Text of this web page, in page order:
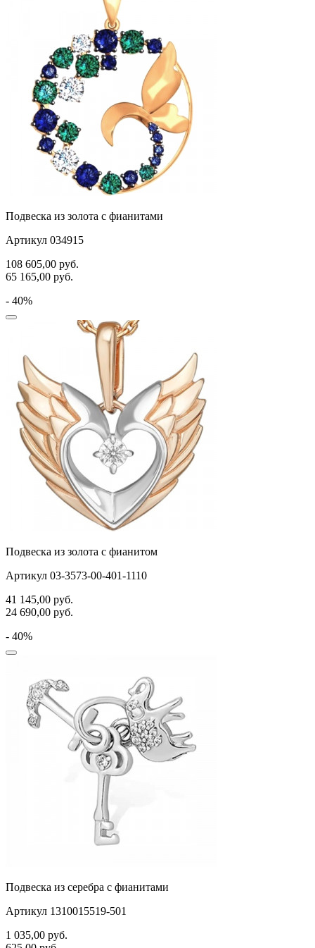
Подвеска из золота с фианитами
Артикул 034915
108 605,00 руб.
65 165,00 руб.
- 40%
Подвеска из золота с фианитом
Артикул 03-3573-00-401-1110
41 145,00 руб.
24 690,00 руб.
- 40%
Подвеска из серебра с фианитами
Артикул 1310015519-501
1 035,00 руб.